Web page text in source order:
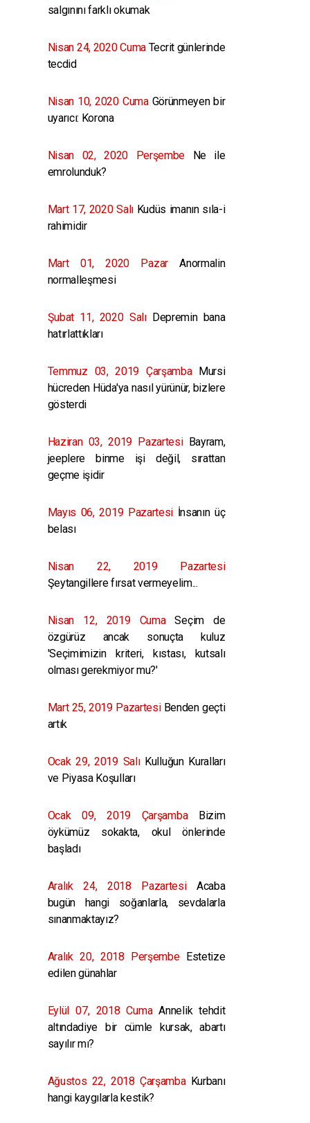
salgınını farklı okumak
Nisan 24, 2020 CumaTecrit günlerinde
tecdid
Nisan 10, 2020 CumaGörünmeyen bir
uyarıcı: Korona
Nisan 02, 2020 PerşembeNe ile
emrolunduk?
Mart 17, 2020 SalıKudüs imanın sıla-i
rahimidir
Mart 01, 2020 PazarAnormalin
normalleşmesi
Şubat 11, 2020 SalıDepremin bana
hatırlattıkları
Temmuz 03, 2019 ÇarşambaMursi
hücreden Hüda'ya nasıl yürünür, bizlere
gösterdi
Haziran 03, 2019 PazartesiBayram,
jeeplere binme işi değil, sırattan
geçme işidir
Mayıs 06, 2019 Pazartesi İnsanın üç
belası
Nisan 22, 2019 Pazartesi
Şeytangillere fırsat vermeyelim...
Nisan 12, 2019 CumaSeçim de
özgürüz ancak sonuçta kuluz
'Seçimimizin kriteri, kıstası, kutsalı
olması gerekmiyor mu?'
Mart 25, 2019 PazartesiBenden geçti
artık
Ocak 29, 2019 SalıKulluğun Kuralları
ve Piyasa Koşulları
Ocak 09, 2019 ÇarşambaBizim
öykümüz sokakta, okul önlerinde
başladı
Aralık 24, 2018 PazartesiAcaba
bugün hangi soğanlarla, sevdalarla
sınanmaktayız?
Aralık 20, 2018 PerşembeEstetize
edilen günahlar
Eylül 07, 2018 CumaAnnelik tehdit
altındadiye bir cümle kursak, abartı
sayılır mı?
Ağustos 22, 2018 ÇarşambaKurbanı
hangi kaygılarla kestik?